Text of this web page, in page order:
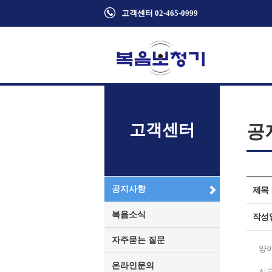
고객센터 02-465-0999
고객센터
공지사항
복음소식
자주묻는 질문
온라인문의
공
제목
작성
양